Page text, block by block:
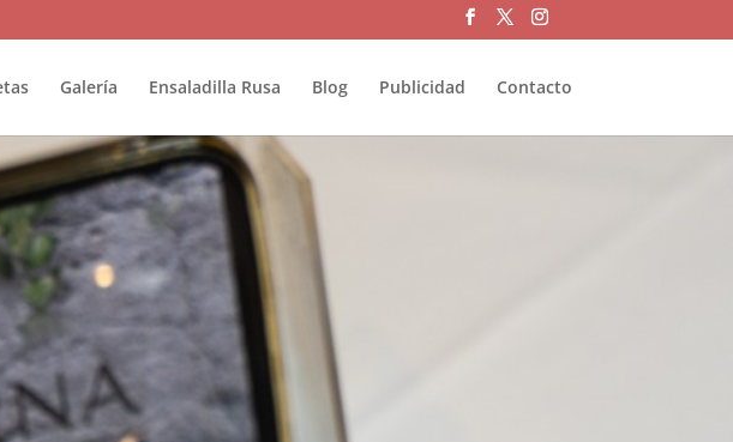
Galería Ensaladilla Rusa Blog Publicidad Contacto